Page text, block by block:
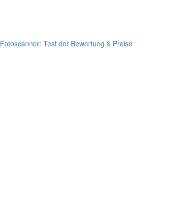
Fotoscanner: Test der Bewertung & Preise